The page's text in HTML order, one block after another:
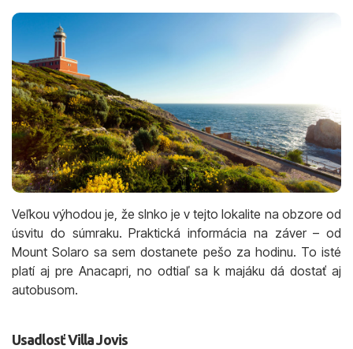
Veľkou výhodou je, že slnko je v tejto lokalite na obzore od
úsvitu do súmraku. Praktická informácia na záver – od
Mount Solaro sa sem dostanete pešo za hodinu. To isté
platí aj pre Anacapri, no odtiaľ sa k majáku dá dostať aj
autobusom.
Usadlosť Villa Jovis